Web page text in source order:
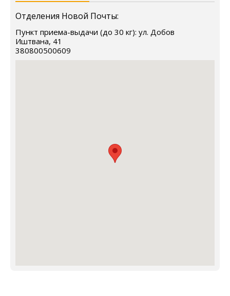
Отделения Новой Почты:
Пункт приема-выдачи (до 30 кг): ул. Добов
Иштвана, 41
380800500609